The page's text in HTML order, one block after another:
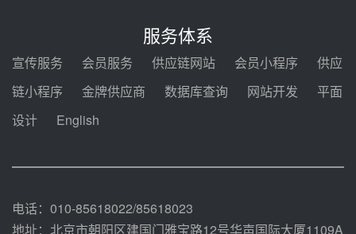
电机组灵活性改造项目三元液态盐
采购合同
迪尔化工预中标华能西安热工院
2026-2029年熔盐介质框架协议
100MW光热项目机组调试及性能
服务体系
宣传服务 会员服务 供应链网站 会员小程序
供应
链小程序
金牌供应商 数据库查询 网站开发
平面
设计
English
电话：010-85618022/85618023
地址：北京市朝阳区建国门雅宝路12号华声国际大厦1109A